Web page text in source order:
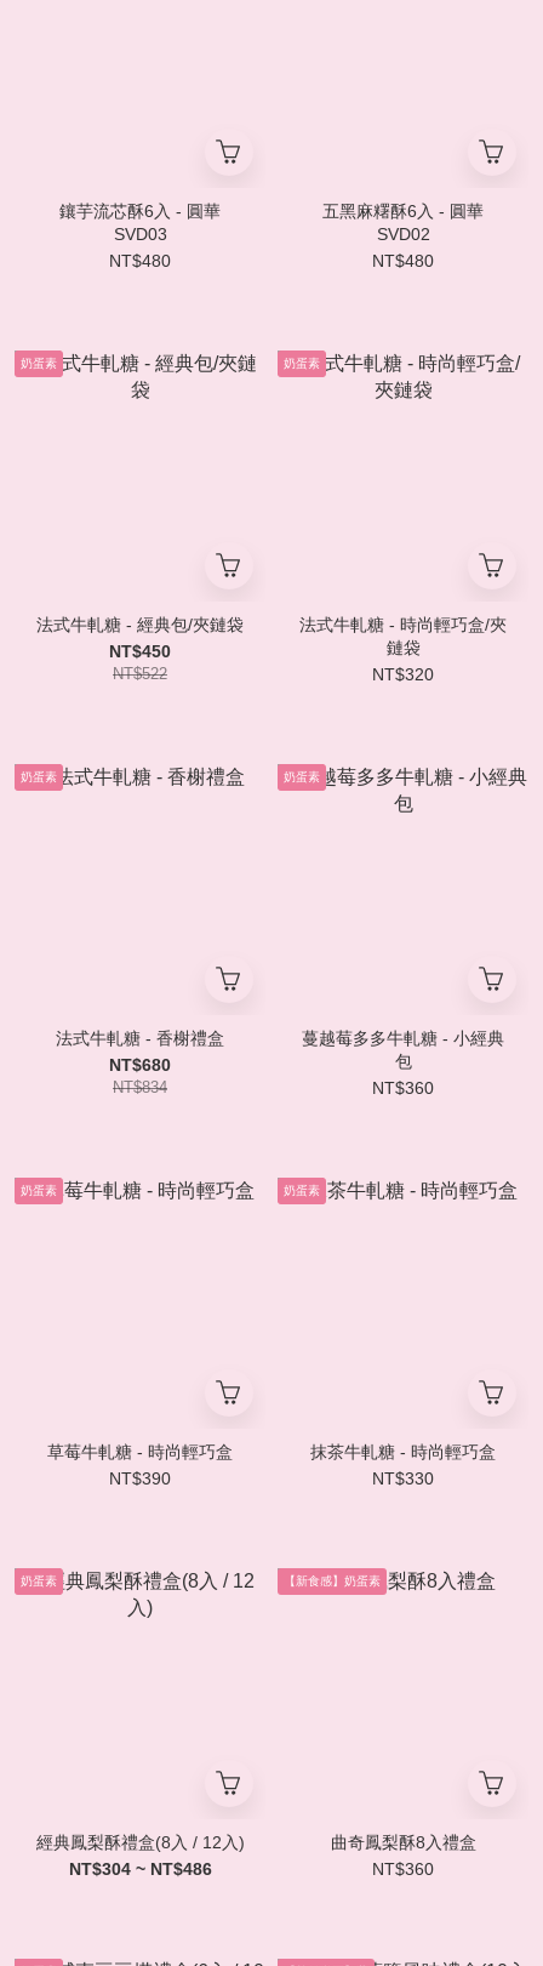
鑲芋流芯酥6入 - 圓華
SVD03
NT$480
五黑麻糬酥6入 - 圓華
SVD02
NT$480
奶蛋素
法式牛軋糖 - 經典包/夾鏈袋
NT$450
NT$522
奶蛋素
法式牛軋糖 - 時尚輕巧盒/夾
鏈袋
NT$320
奶蛋素
法式牛軋糖 - 香榭禮盒
NT$680
NT$834
奶蛋素
蔓越莓多多牛軋糖 - 小經典
包
NT$360
奶蛋素
草莓牛軋糖 - 時尚輕巧盒
NT$390
奶蛋素
抹茶牛軋糖 - 時尚輕巧盒
NT$330
奶蛋素
經典鳳梨酥禮盒(8入 / 12入)
NT$304 ~ NT$486
【新食感】奶蛋素
曲奇鳳梨酥8入禮盒
NT$360